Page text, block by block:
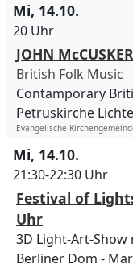
Mi, 14.10.
20 Uhr
JOHN
British Folk Music
Contamporary
Petruskirche
Evangelische
Mi, 14.10.
21:30-22:30 Uhr
Festival of
Uhr
3D Light-Art-Show
Berliner Dom